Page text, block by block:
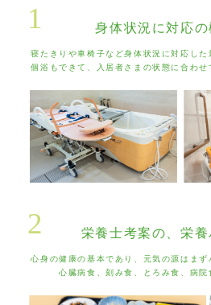
身体状況に対応の
寝たきりや車椅子など身体状況に対応した
個浴もできて、入居者さまの状態に合わせ
1
栄養士考案の、栄養
心身の健康の基本であり、元気の源はまず
心臓病食、刻み食、とろみ食、病院
2